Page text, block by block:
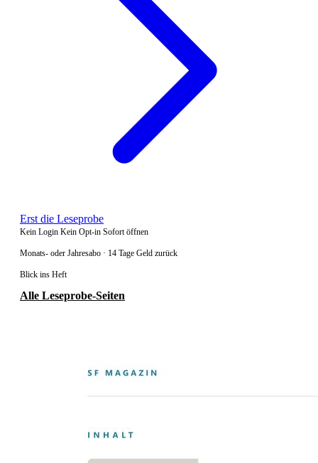
Erst die Leseprobe
Kein Login Kein Opt-in Sofort öffnen
Monats- oder Jahresabo · 14 Tage Geld zurück
Blick ins Heft
Alle Leseprobe-Seiten